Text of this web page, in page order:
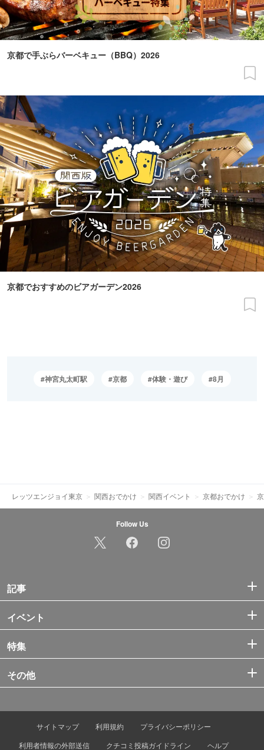
京都で手ぶらバーベキュー（BBQ）2026
京都でおすすめのビアガーデン2026
神宮丸太町駅 京都 体験・遊び 8月
レッツエンジョイ東京 関西おでかけ 関西イベント 京都おでかけ
Follow Us
記事
イベント
特集
その他
サイトマップ 利用規約
プライバシーポリシー
利用者情報の外部送信
クチコミ投稿ガイドライン ヘルプ